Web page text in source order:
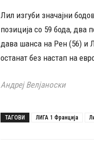
Лил изгуби значајни
позиција со 59 бода, два
дава шанса на Рен (56) и
останат без настап на
Андреј Велјаноски
ТАГОВИ ЛИГА 1 Франција